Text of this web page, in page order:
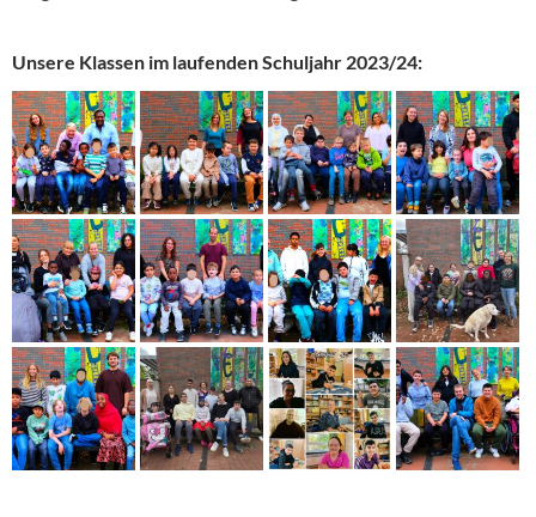
Unsere Klassen im laufenden Schuljahr 2023/24: